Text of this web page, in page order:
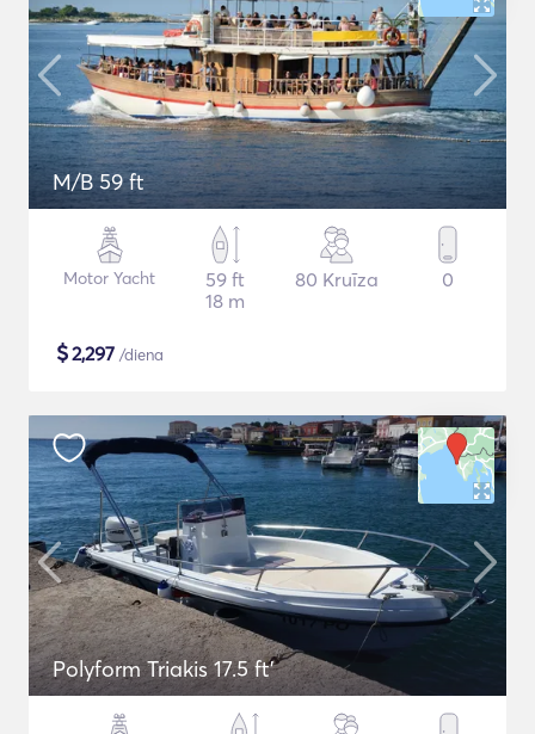
M/B 59 ft
Motor Yacht
59 ft
18 m
80 Kruīza 0
$2,297 /diena
Polyform Triakis 17.5 ft'